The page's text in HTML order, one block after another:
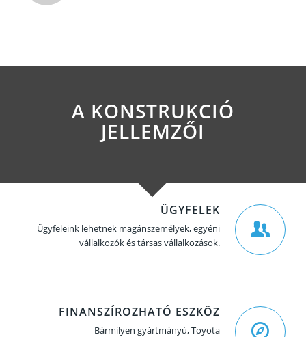
A KONSTRUKCIÓ
JELLEMZŐI
ÜGYFELEK
Ügyfeleink lehetnek magánszemélyek, egyéni
vállalkozók és társas vállalkozások.
FINANSZÍROZHATÓ ESZKÖZ
Bármilyen gyártmányú, Toyota